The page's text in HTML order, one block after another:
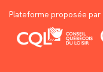
Plateforme proposée par